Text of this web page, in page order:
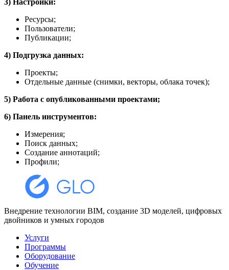
Ресурсы;
Пользователи;
Публикации;
4) Подгрузка данных:
Проекты;
Отдельные данные (снимки, векторы, облака точек);
5) Работа с опубликованными проектами;
6) Панель инструментов:
Измерения;
Поиск данных;
Создание аннотаций;
Профили;
Внедрение технологии BIM, создание 3D моделей, цифровых
двойников и умных городов
Услуги
Программы
Оборудование
Обучение